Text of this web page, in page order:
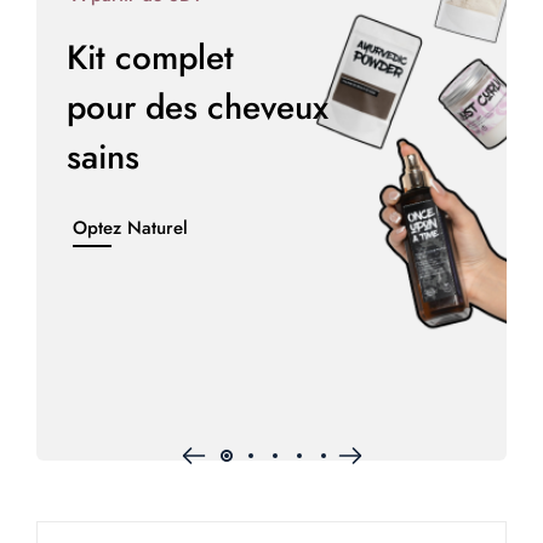
Kit complet
pour des cheveux
sains
Optez Naturel